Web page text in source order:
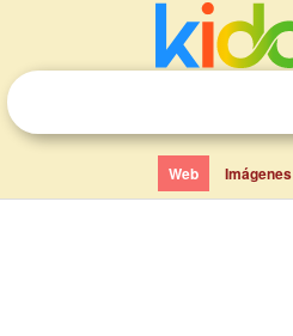
Web Imágenes